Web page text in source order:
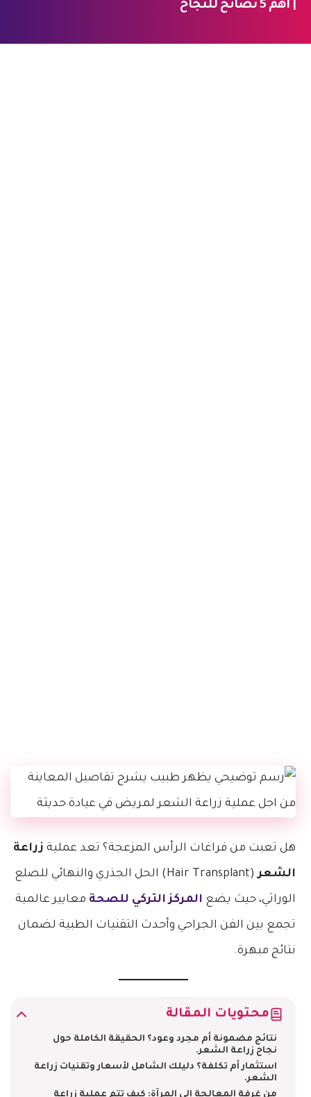
| أهم 5 نصائح للنجاح
هل تعبت من فراغات الرأس المزعجة؟ تعد عملية زراعة
الشعر (Hair Transplant) الحل الجذري والنهائي للصلع
الوراثي، حيث يضع المركز التركي للصحة معايير عالمية
تجمع بين الفن الجراحي وأحدث التقنيات الطبية لضمان
نتائج مبهرة.
محتويات المقالة
نتائج مضمونة أم مجرد وعود؟ الحقيقة الكاملة حول
نجاح زراعة الشعر.
استثمار أم تكلفة؟ دليلك الشامل لأسعار وتقنيات زراعة
الشعر.
من غرفة المعالجة إلى المرآة: كيف تتم عملية زراعة